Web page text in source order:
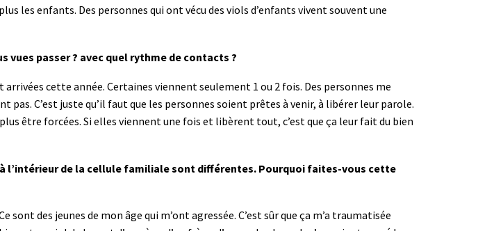
les enfants. Des personnes qui ont vécu des viols d’enfants vivent souvent une
vues passer ? avec quel rythme de contacts ?
cette année. Certaines viennent seulement 1 ou 2 fois. Des personnes me
C’est juste qu’il faut que les personnes soient prêtes à venir, à libérer leur parole.
être forcées. Si elles viennent une fois et libèrent tout, c’est que ça leur fait du bien
l’intérieur de la cellule familiale sont différentes. Pourquoi faites-vous cette
des jeunes de mon âge qui m’ont agressée. C’est sûr que ça m’a traumatisée